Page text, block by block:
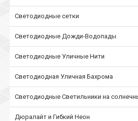
Светодиодные сетки
Светодиодные Дожди-Водопады
Светодиодные Уличные Нити
Светодиодная Уличная Бахрома
Светодиодные Светильники на
Дюралайт и Гибкий Неон